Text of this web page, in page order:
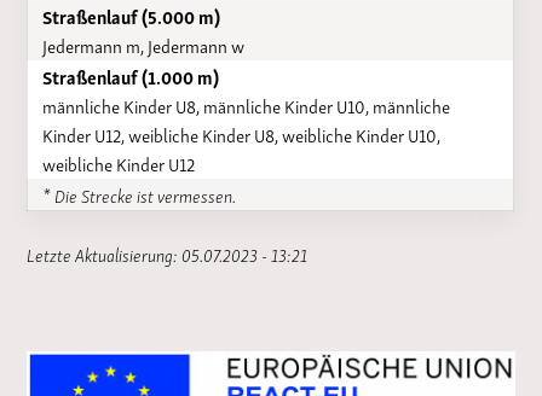
Straßenlauf (5.000 m)
Jedermann m, Jedermann w
Straßenlauf (1.000 m)
männliche Kinder U8, männliche Kinder U10, männliche
Kinder U12, weibliche Kinder U8, weibliche Kinder U10,
weibliche Kinder U12
* Die Strecke ist vermessen.
Letzte Aktualisierung: 05.07.2023 - 13:21